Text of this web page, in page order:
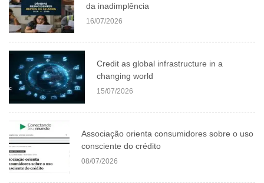
da inadimplência
16/07/2026
Credit as global infrastructure in a
changing world
15/07/2026
Associação orienta consumidores sobre o uso
consciente do crédito
08/07/2026